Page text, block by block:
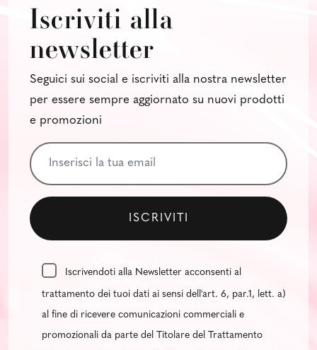
Iscriviti alla
newsletter
Seguici sui social e iscriviti alla nostra newsletter
per essere sempre aggiornato su nuovi prodotti
e promozioni
Iscrivendoti alla Newsletter acconsenti al
trattamento dei tuoi dati ai sensi dell'art. 6, par.1, lett. a)
al fine di ricevere comunicazioni commerciali e
promozionali da parte del Titolare del Trattamento